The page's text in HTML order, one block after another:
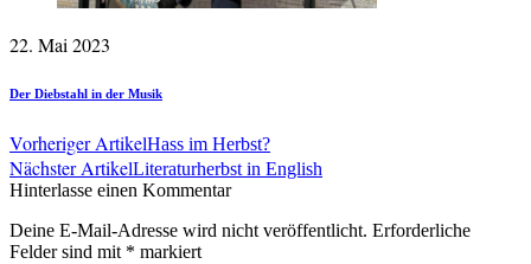
22. Mai 2023
Der Diebstahl in der Musik
Vorheriger ArtikelHass im Herbst?
Nächster ArtikelLiteraturherbst in English
Hinterlasse einen Kommentar
Deine E-Mail-Adresse wird nicht veröffentlicht. Erforderliche
Felder sind mit * markiert